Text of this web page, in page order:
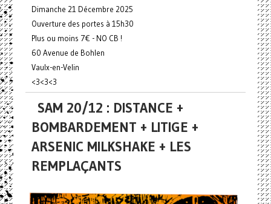
Dimanche 21 Décembre 2025
Ouverture des portes à 15h30
Plus ou moins 7€ - NO CB !
60 Avenue de Bohlen
Vaulx-en-Velin
<3<3<3
SAM 20/12 : DISTANCE +
BOMBARDEMENT + LITIGE +
ARSENIC MILKSHAKE + LES
REMPLAÇANTS